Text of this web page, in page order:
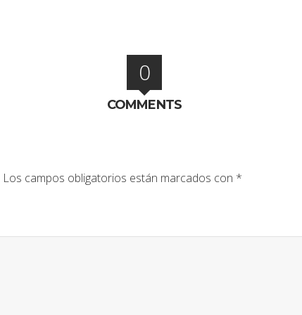
0
COMMENTS
Los campos obligatorios están marcados con *